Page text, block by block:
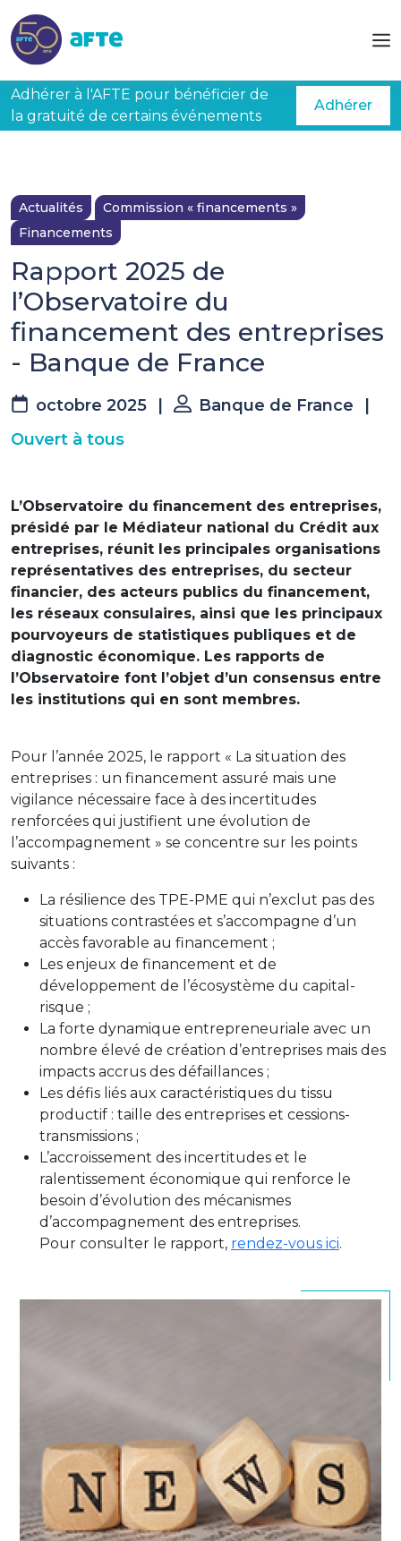
Adhérer à l'AFTE pour bénéficier de
la gratuité de certains événements
Adhérer
Actualités
Commission « financements »
Financements
Rapport 2025 de
l’Observatoire du
financement des entreprises
- Banque de France
octobre 2025 Banque de France
Ouvert à tous
L’Observatoire du financement des entreprises,
présidé par le Médiateur national du Crédit aux
entreprises, réunit les principales organisations
représentatives des entreprises, du secteur
financier, des acteurs publics du financement,
les réseaux consulaires, ainsi que les principaux
pourvoyeurs de statistiques publiques et de
diagnostic économique. Les rapports de
l’Observatoire font l’objet d’un consensus entre
les institutions qui en sont membres.
Pour l’année 2025, le rapport « La situation des
entreprises : un financement assuré mais une
vigilance nécessaire face à des incertitudes
renforcées qui justifient une évolution de
l’accompagnement » se concentre sur les points
suivants :
La résilience des TPE-PME qui n’exclut pas des
situations contrastées et s’accompagne d’un
accès favorable au financement ;
Les enjeux de financement et de
développement de l’écosystème du capital-
risque ;
La forte dynamique entrepreneuriale avec un
nombre élevé de création d’entreprises mais des
impacts accrus des défaillances ;
Les défis liés aux caractéristiques du tissu
productif : taille des entreprises et cessions-
transmissions ;
L’accroissement des incertitudes et le
ralentissement économique qui renforce le
besoin d’évolution des mécanismes
d’accompagnement des entreprises.
Pour consulter le rapport, rendez-vous ici.